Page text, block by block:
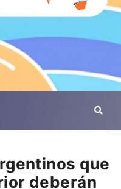
que
deberán